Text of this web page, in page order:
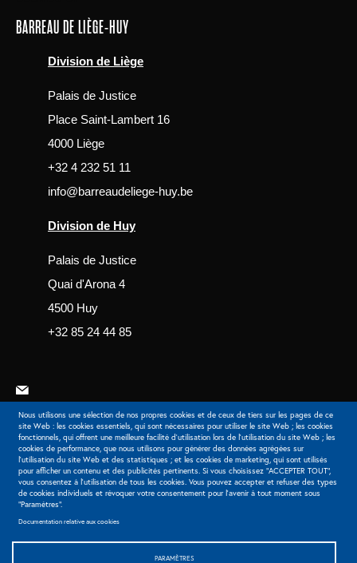
navigation
Nous utilisons une sélection de nos propres cookies et de ceux de tiers sur les pages de ce
site Web : les cookies essentiels, qui sont nécessaires pour utiliser le site Web ; les cookies
fonctionnels, qui offrent une meilleure facilité d'utilisation lors de l'utilisation du site Web ; les
cookies de performance, que nous utilisons pour générer des données agrégées sur
l'utilisation du site Web et des statistiques ; et les cookies de marketing, qui sont utilisés
pour afficher un contenu et des publicités pertinents. Si vous choisissez "ACCEPTER TOUT",
vous consentez à l'utilisation de tous les cookies. Vous pouvez accepter et refuser des types
de cookies individuels et révoquer votre consentement pour l'avenir à tout moment sous
"Paramètres".
Documentation relative aux cookies
PARAMÈTRES
BARREAU DE LIÈGE-HUY
Division de Liège
Palais de Justice
Place Saint-Lambert 16
4000 Liège
+32 4 232 51 11
info@barreaudeliege-huy.be
Division de Huy
Palais de Justice
Quai d'Arona 4
4500 Huy
+32 85 24 44 85
Extranet
© 2026 Barreau de Liège-Huy - Tous droits réservés
Legals